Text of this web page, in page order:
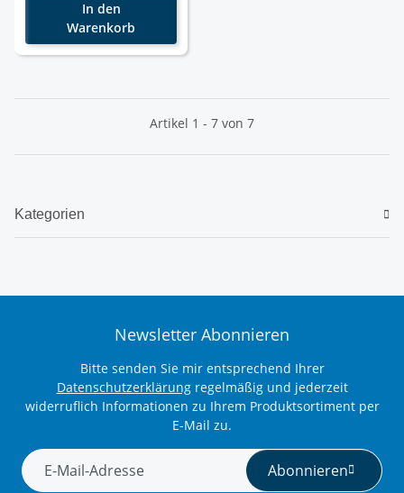
In den
Warenkorb
Artikel 1 - 7 von 7
Kategorien
Newsletter Abonnieren
Bitte senden Sie mir entsprechend Ihrer
Datenschutzerklärungregelmäßig und jederzeit
widerruflich Informationen zu Ihrem Produktsortiment per
E-Mail zu.
Abonnieren